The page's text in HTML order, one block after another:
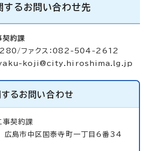
するお問い合わせ先
約課
ファクス：082-504-2612
koji@city.hiroshima.lg.jp
るお問い合わせ
事契約課
市中区国泰寺町一丁目6番34